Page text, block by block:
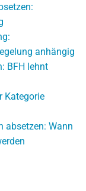
anhängig
BFH lehnt
Kategorie
absetzen: Wann